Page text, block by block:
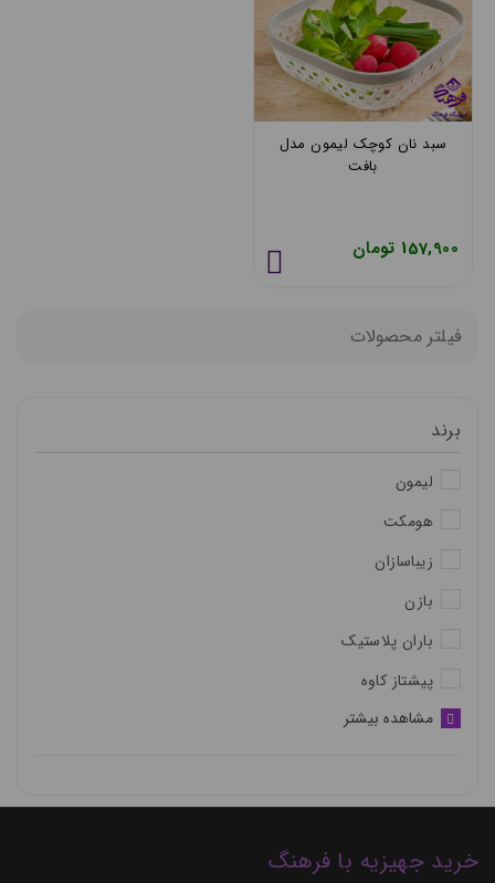
سبد نان کوچک لیمون مدل
بافت
157,900 تومان
فیلتر محصولات
برند
لیمون
هومکت
زیباسازان
بازن
باران پلاستیک
پیشتاز کاوه
مشاهده بیشتر
خرید جهیزیه با فرهنگ